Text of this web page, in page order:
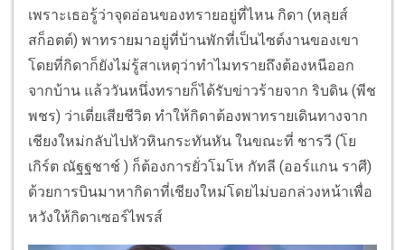
เพราะเธอรู้ว่าจุดอ่อนของทรายอยู่ที่ไหน กิดา (หลุยส์
สก็อตต์) พาทรายมาอยู่ที่บ้านพักที่เป็นไซต์งานของเขา
โดยที่กิดาก็ยังไม่รู้สาเหตุว่าทำไมทรายถึงต้องหนีออก
จากบ้าน แล้ววันหนึ่งทรายก็ได้รับข่าวร้ายจาก ริบดิน (พีช
พชร) ว่าเตี่ยเสียชีวิต ทำให้กิดาต้องพาทรายเดินทางจาก
เชียงใหม่กลับไปหัวหินกระทันหัน ในขณะที่ ชารวี (โย
เกิร์ต ณัฐฐชาช์ ) ก็ต้องการยั่วโมโห กัทลี (ออร์แกน ราศี)
ด้วยการบินมาหากิดาที่เชียงใหม่โดยไม่บอกล่วงหน้าเพื่อ
หวังให้กิดาเซอร์ไพรส์